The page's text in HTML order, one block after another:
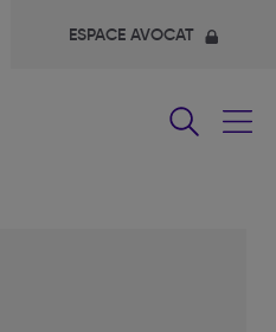
ESPACE AVOCAT